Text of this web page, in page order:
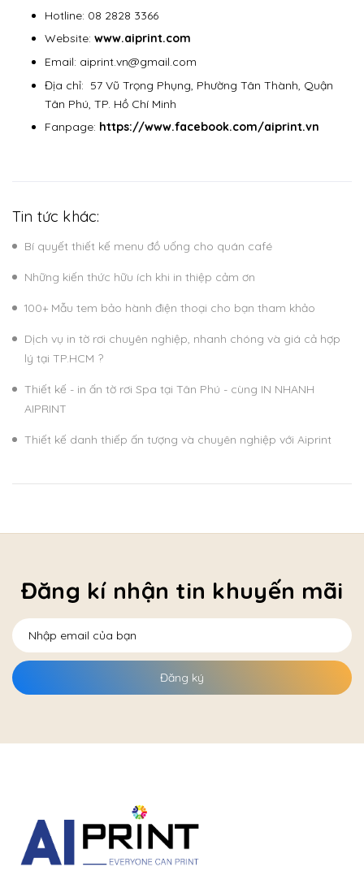
Hotline: 08 2828 3366
Website: www.aiprint.com
Email: aiprint.vn@gmail.com
Địa chỉ: 57 Vũ Trọng Phụng, Phường Tân Thành, Quận
Tân Phú, TP. Hồ Chí Minh
Fanpage: https://www.facebook.com/aiprint.vn
Tin tức khác:
Bí quyết thiết kế menu đồ uống cho quán café
Những kiến thức hữu ích khi in thiệp cảm ơn
100+ Mẫu tem bảo hành điện thoại cho bạn tham khảo
Dịch vụ in tờ rơi chuyên nghiệp, nhanh chóng và giá cả hợp
lý tại TP.HCM ?
Thiết kế - in ấn tờ rơi Spa tại Tân Phú - cùng IN NHANH
AIPRINT
Thiết kế danh thiếp ấn tượng và chuyên nghiệp với Aiprint
Đăng kí nhận tin khuyến mãi
Đăng ký